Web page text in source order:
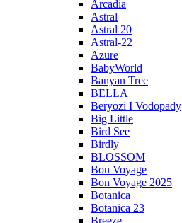
Arcadia
Astral
Astral 20
Astral-22
Azure
BabyWorld
Banyan Tree
BELLA
Beryozi I Vodopady
Big Little
Bird See
Birdly
BLOSSOM
Bon Voyage
Bon Voyage 2025
Botanica
Botanica 23
Breeze